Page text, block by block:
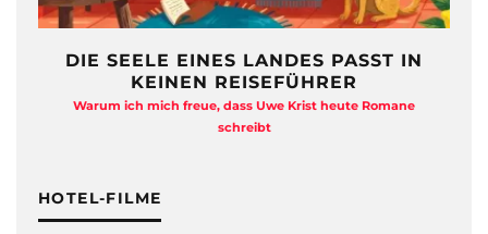
DIE SEELE EINES LANDES PASST IN
KEINEN REISEFÜHRER
Warum ich mich freue, dass Uwe Krist heute Romane
schreibt
HOTEL-FILME